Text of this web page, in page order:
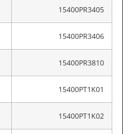
15400PR3405
15400PR3406
15400PR3810
15400PT1K01
15400PT1K02